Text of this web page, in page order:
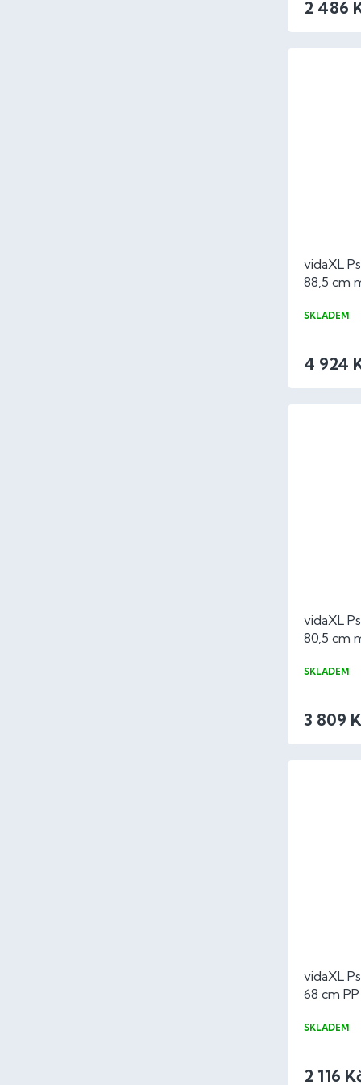
2 486
vidaXL
88,5 cm
SKLADEM
4 924
vidaXL
80,5 cm
SKLADEM
3 809
vidaXL
68 cm PP
SKLADEM
2 116